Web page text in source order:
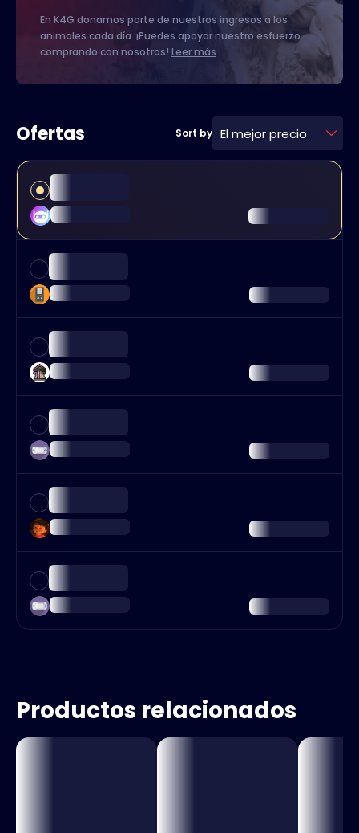
En K4G donamos parte de nuestros ingresos a los
animales cada día. ¡Puedes apoyar nuestro esfuerzo
comprando con nosotros! Leer más
Ofertas Sort by El mejor precio
Productos relacionados